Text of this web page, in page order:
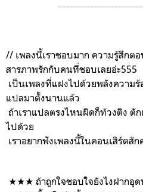
// เพลงนี้เราชอบมาก ความรู้สึกต
สารภาพรักกับคนที่ชอบเลยอ่ะ555
เป็นเพลงที่แฝงไปด้วยพลังความ
แปลมาตั้งนานแล้ว
ถ้าเราแปลตรงไหนผิดก็ท้วงติง ตัก
ไปด้วย
เราอยากฟังเพลงนี้ในคอนเสิร์ตสัก
★★★ ถ้าถูกใจชอบใจยังไงฝากอุ